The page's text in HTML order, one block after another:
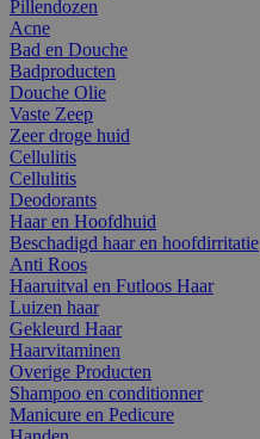
Pillendozen
Acne
Bad en Douche
Badproducten
Douche Olie
Vaste Zeep
Zeer droge huid
Cellulitis
Cellulitis
Deodorants
Haar en Hoofdhuid
Beschadigd haar en hoofdirritatie
Anti Roos
Haaruitval en Futloos Haar
Luizen haar
Gekleurd Haar
Haarvitaminen
Overige Producten
Shampoo en conditionner
Manicure en Pedicure